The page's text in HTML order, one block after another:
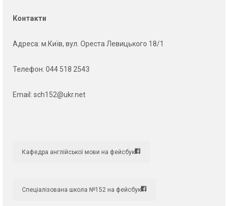
Контакти
Адреса: м.Київ, вул. Ореста Левицького 18/1
Телефон: 044 518 2543
Email: sch152@ukr.net
Кафедра англійської мови на фейсбук
Спеціалізована школа №152 на фейсбук